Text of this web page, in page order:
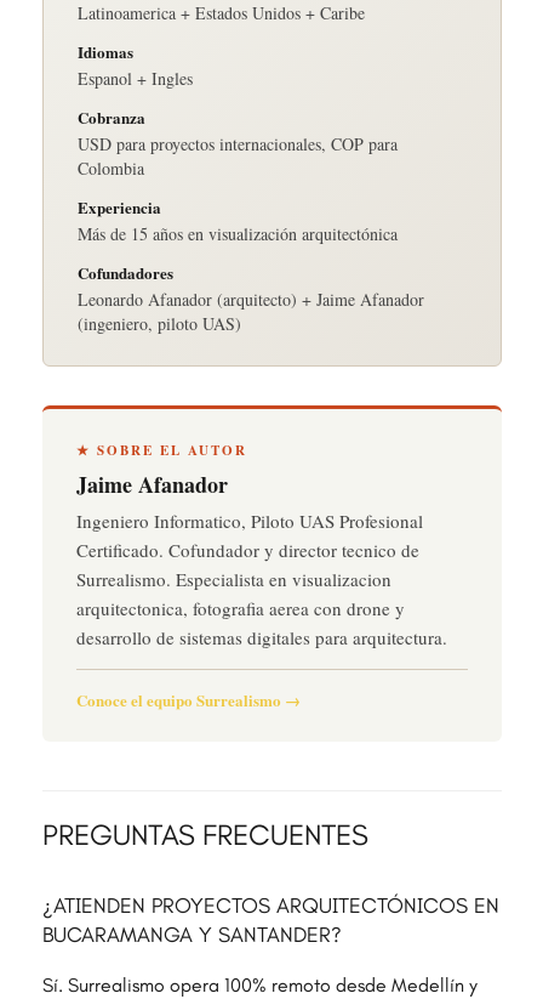
Latinoamerica + Estados Unidos + Caribe
Idiomas
Espanol + Ingles
Cobranza
USD para proyectos internacionales, COP para
Colombia
Experiencia
Más de 15 años en visualización arquitectónica
Cofundadores
Leonardo Afanador (arquitecto) + Jaime Afanador
(ingeniero, piloto UAS)
★ SOBRE EL AUTOR
Jaime Afanador
Ingeniero Informatico, Piloto UAS Profesional
Certificado. Cofundador y director tecnico de
Surrealismo. Especialista en visualizacion
arquitectonica, fotografia aerea con drone y
desarrollo de sistemas digitales para arquitectura.
Conoce el equipo Surrealismo →
PREGUNTAS FRECUENTES
¿ATIENDEN PROYECTOS ARQUITECTÓNICOS EN
BUCARAMANGA Y SANTANDER?
Sí. Surrealismo opera 100% remoto desde Medellín y